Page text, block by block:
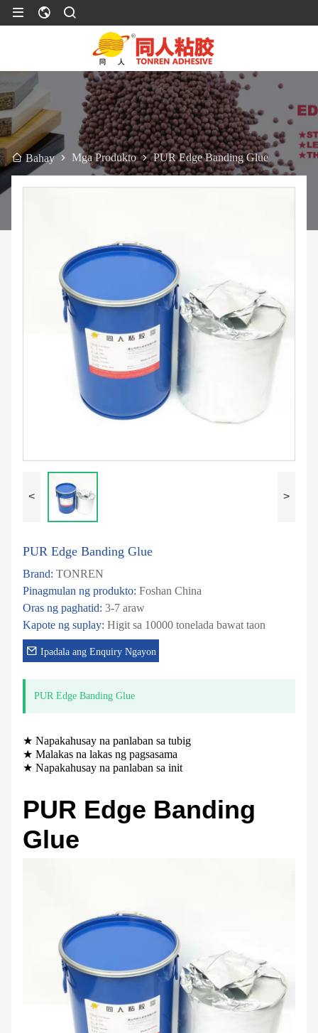
Bahay Mga Produkto PUR Edge Banding Glue
< >
PUR Edge Banding Glue
Brand: TONREN
Pinagmulan ng produkto: Foshan China
Oras ng paghatid: 3-7 araw
Kapote ng suplay: Higit sa 10000 tonelada bawat taon
Ipadala ang Enquiry Ngayon
PUR Edge Banding Glue
★ Napakahusay na panlaban sa tubig
★ Malakas na lakas ng pagsasama
★ Napakahusay na panlaban sa init
PUR Edge Banding
Glue